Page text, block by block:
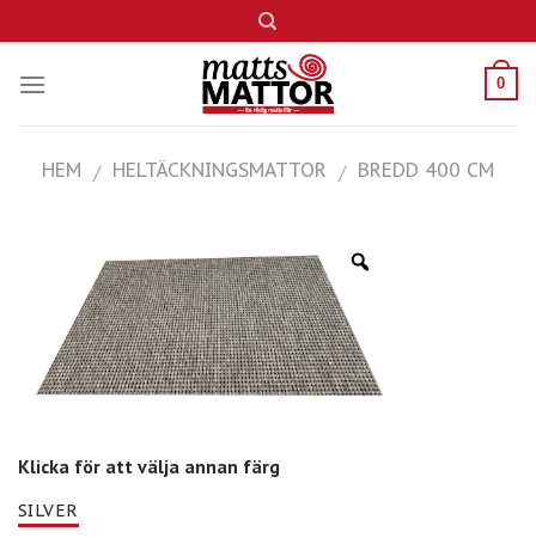
to
content
0
HEM / HELTÄCKNINGSMATTOR / BREDD 400 CM
Klicka för att välja annan färg
SILVER